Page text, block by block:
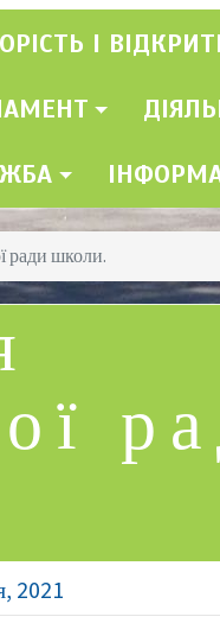
І
ради школи.
2021